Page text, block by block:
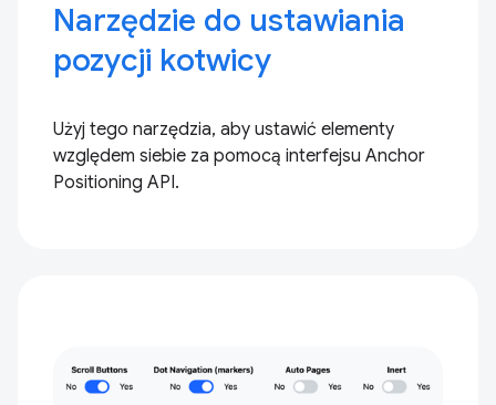
Narzędzie do ustawiania
pozycji kotwicy
Użyj tego narzędzia, aby ustawić elementy
względem siebie za pomocą interfejsu Anchor
Positioning API.